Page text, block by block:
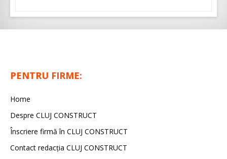
PENTRU FIRME:
Home
Despre CLUJ CONSTRUCT
Înscriere firmă în CLUJ CONSTRUCT
Contact redacția CLUJ CONSTRUCT